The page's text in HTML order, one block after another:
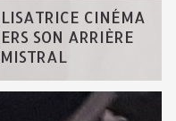
CINÉMA
SON ARRIÈRE